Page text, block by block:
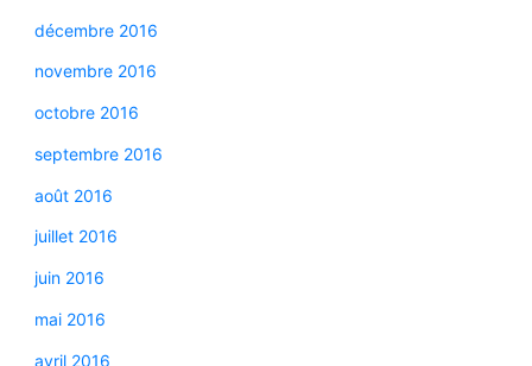
décembre 2016
novembre 2016
octobre 2016
septembre 2016
août 2016
juillet 2016
juin 2016
mai 2016
avril 2016